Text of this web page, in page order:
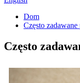
Dom
Często zadawane
Często